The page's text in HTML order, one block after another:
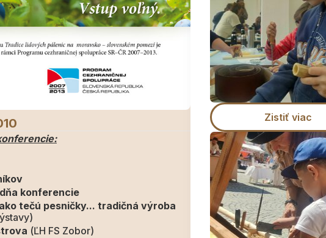
konferencie
tradičná výroba
(ĽH FS Zobor)
Zistiť viac